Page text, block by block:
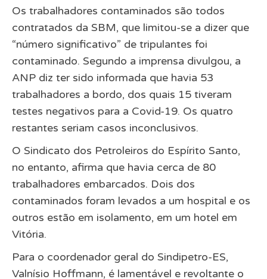
Os trabalhadores contaminados são todos
contratados da SBM, que limitou-se a dizer que
“número significativo” de tripulantes foi
contaminado. Segundo a imprensa divulgou, a
ANP diz ter sido informada que havia 53
trabalhadores a bordo, dos quais 15 tiveram
testes negativos para a Covid-19. Os quatro
restantes seriam casos inconclusivos.
O Sindicato dos Petroleiros do Espírito Santo,
no entanto, afirma que havia cerca de 80
trabalhadores embarcados. Dois dos
contaminados foram levados a um hospital e os
outros estão em isolamento, em um hotel em
Vitória.
Para o coordenador geral do Sindipetro-ES,
Valnísio Hoffmann, é lamentável e revoltante o